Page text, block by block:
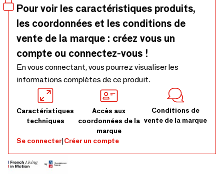
accessoires pour une infinité de solutions d’éclairage.
Pour voir les caractéristiques produits,
les coordonnées et les conditions de
vente de la marque : créez vous un
compte ou connectez-vous !
En vous connectant, vous pourrez visualiser les
informations complètes de ce produit.
Caractéristiques
techniques
Accès aux
coordonnées de la
marque
Conditions de
vente de la marque
Se connecter|Créer un compte